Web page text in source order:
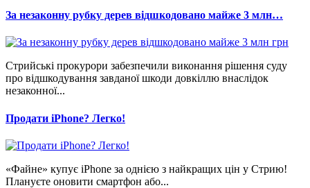
За незаконну рубку дерев відшкодовано майже 3 млн…
Стрийські прокурори забезпечили виконання рішення суду
про відшкодування завданої шкоди довкіллю внаслідок
незаконної...
Продати iPhone? Легко!
«Файне» купує iPhone за однією з найкращих цін у Стрию!
Плануєте оновити смартфон або...